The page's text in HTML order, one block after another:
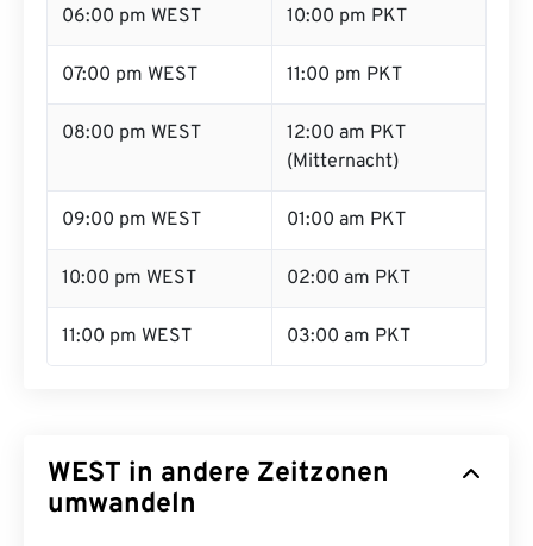
06:00 pm WEST 10:00 pm PKT
07:00 pm WEST 11:00 pm PKT
08:00 pm WEST
12:00 am PKT
(Mitternacht)
09:00 pm WEST 01:00 am PKT
10:00 pm WEST 02:00 am PKT
11:00 pm WEST 03:00 am PKT
WEST in andere Zeitzonen
umwandeln